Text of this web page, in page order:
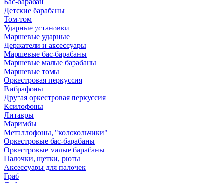
Бас-барабан
Детские барабаны
Том-том
Ударные установки
Маршевые ударные
Держатели и аксессуары
Маршевые бас-барабаны
Маршевые малые барабаны
Маршевые томы
Оркестровая перкуссия
Вибрафоны
Другая оркестровая перкуссия
Ксилофоны
Литавры
Маримбы
Металлофоны, "колокольчики"
Оркестровые бас-барабаны
Оркестровые малые барабаны
Палочки, щетки, рюты
Аксессуары для палочек
Граб